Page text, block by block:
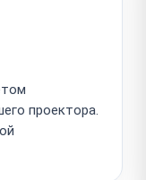
проектора.